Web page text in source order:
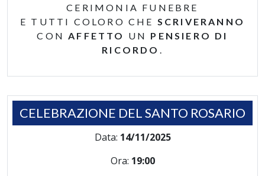
CERIMONIA FUNEBRE
E TUTTI COLORO CHE SCRIVERANNO
CONAFFETTO UN PENSIERO DI
RICORDO .
CELEBRAZIONE DEL SANTO ROSARIO
Data: 14/11/2025
Ora: 19:00